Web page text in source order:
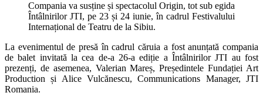
Compania va susține și spectacolul Origin, tot sub egida
Întâlnirilor JTI, pe 23 și 24 iunie, în cadrul Festivalului
Internațional de Teatru de la Sibiu.
La evenimentul de presă în cadrul căruia a fost anunțată compania
de balet invitată la cea de-a 26-a ediție a Întâlnirilor JTI au fost
prezenți, de asemenea, Valerian Mareș, Președintele Fundației Art
Production și Alice Vulcănescu, Communications Manager, JTI
Romania.